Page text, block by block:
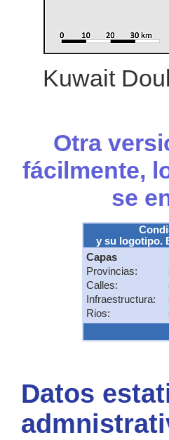
Kuwait
Otra
fácilmente,
se
y su logotipo.
Capas
Provincias:
Calles:
Infraestructura:
Rios:
Datos